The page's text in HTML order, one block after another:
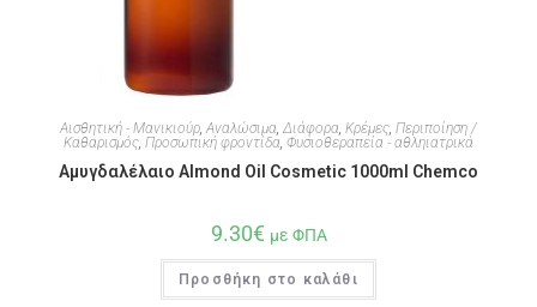
Αισθητική - Μανικιούρ, Αναλώσιμα, Διάφορα, Κρέμες, Περιποίηση /
Καθαρισμός, Προσωπική φροντίδα, Φυσιοθεραπεία - αθληιατρικά
Αμυγδαλέλαιο Almond Oil Cosmetic 1000ml Chemco
9.30€ με ΦΠΑ
Προσθήκη στο καλάθι